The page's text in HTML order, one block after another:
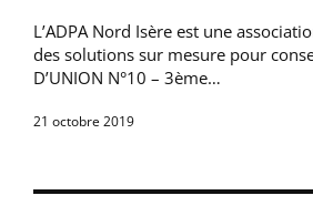
L’ADPA Nord Isère est une
des solutions sur mesure pour
D’UNION N°10 – 3ème…
21 octobre 2019